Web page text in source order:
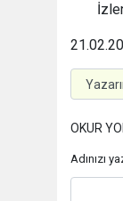
OKUR
Adınızı